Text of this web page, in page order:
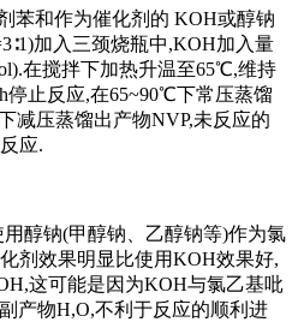
苯和作为催化剂的 KOH或醇钠
加入三颈烧瓶中,KOH加入量
在搅拌下加热升温至65℃,维持
止反应,在65~90℃下常压蒸馏
减压蒸馏出产物NVP,未反应的
应.
醇钠(甲醇钠、乙醇钠等)作为氯
剂效果明显比使用KOH效果好,
这可能是因为KOH与氯乙基吡
产物H,O,不利于反应的顺利进